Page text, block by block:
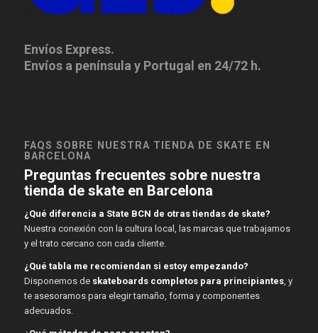
Envíos Express.
Envíos a península y Portugal en 24/72 h.
FAQS SOBRE NUESTRA TIENDA DE SKATE EN
BARCELONA
Preguntas frecuentes sobre nuestra
tienda de skate en Barcelona
¿Qué diferencia a State BCN de otras tiendas de skate?
Nuestra conexión con la cultura local, las marcas que trabajamos
y el trato cercano con cada cliente.
¿Qué tabla me recomiendan si estoy empezando?
Disponemos de skateboards completos para principiantes, y
te asesoramos para elegir tamaño, forma y componentes
adecuados.